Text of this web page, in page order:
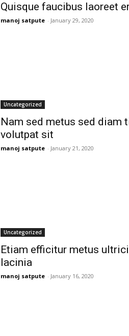
Quisque faucibus laoreet
manoj satpute - January 29, 2020
Uncategorized
Nam sed metus sed diam
volutpat sit
manoj satpute - January 21, 2020
Uncategorized
Etiam efficitur metus
lacinia
manoj satpute - January 16, 2020